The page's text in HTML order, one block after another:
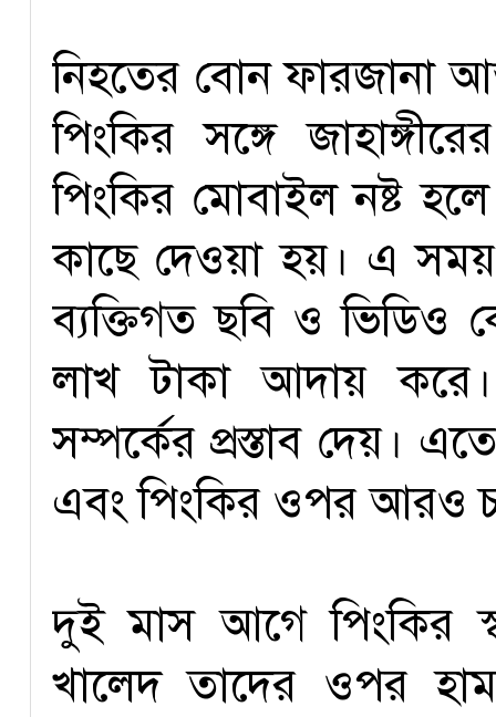
নিহতের বোন ফারজানা
পিংকির সঙ্গে
পিংকির মোবাইল নষ্ট
কাছে দেওয়া হয়। এ
ব্যক্তিগত ছবি ও ভিডিও
লাখ টাকা আদায়
সম্পর্কের প্রস্তাব দেয়।
এবং পিংকির ওপর আরও
দুই মাস আগে পিংকির
খালেদ তাদের ওপর